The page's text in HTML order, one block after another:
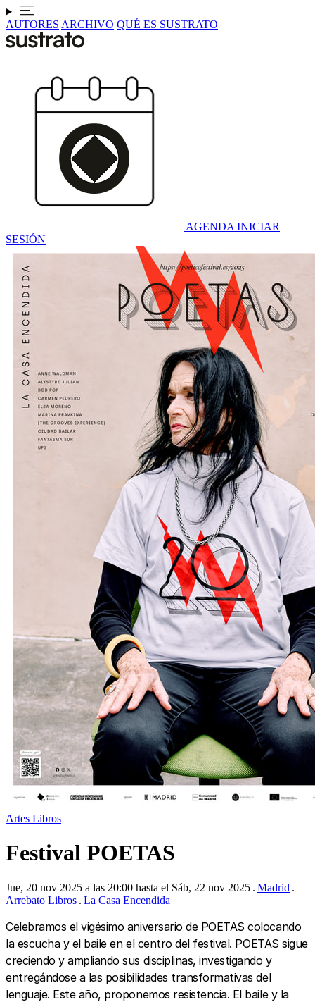
AUTORES ARCHIVO QUÉ ES SUSTRATO
AGENDA INICIAR
SESIÓN
Artes Libros
Festival POETAS
Jue, 20 nov 2025 a las 20:00 hasta el Sáb, 22 nov 2025 Madrid
Arrebato Libros La Casa Encendida
Celebramos el vigésimo aniversario de POETAS colocando
la escucha y el baile en el centro del festival. POETAS sigue
creciendo y ampliando sus disciplinas, investigando y
entregándose a las posibilidades transformativas del
lenguaje. Este año, proponemos resistencia. El baile y la